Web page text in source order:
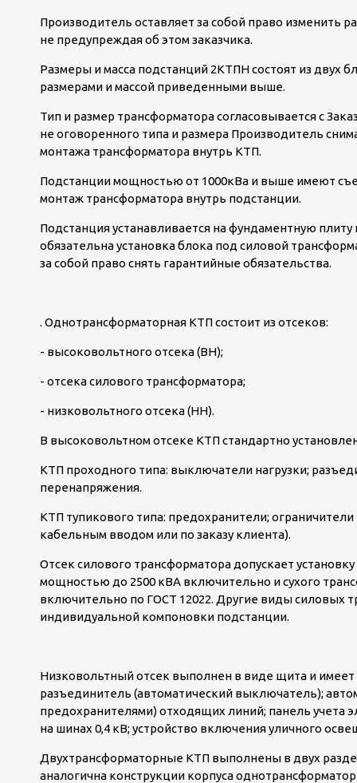
Производитель оставляет за собой право изменить
не предупреждая об этом заказчика.
Размеры и масса подстанций 2КТПН состоят из двух
размерами и массой приведенными выше.
Тип и размер трансформатора согласовывается с
не оговоренного типа и размера Производитель
монтажа трансформатора внутрь КТП.
Подстанции мощностью от 1000кВа и выше имеют
монтаж трансформатора внутрь подстанции.
Подстанция устанавливается на фундаментную
обязательна установка блока под силовой
за собой право снять гарантийные обязательства.
. Однотрансформаторная КТП состоит из отсеков:
- высоковольтного отсека (ВН);
- отсека силового трансформатора;
- низковольтного отсека (НН).
В высоковольтном отсеке КТП стандартно
КТП проходного типа: выключатели нагрузки;
перенапряжения.
КТП тупикового типа: предохранители;
кабельным вводом или по заказу клиента).
Отсек силового трансформатора допускает
мощностью до 2500 кВА включительно и сухого
включительно по ГОСТ 12022. Другие виды силовых
индивидуальной компоновки подстанции.
Низковольтный отсек выполнен в виде щита и
разъединитель (автоматический выключатель);
предохранителями) отходящих линий; панель учета
на шинах 0,4 кВ; устройство включения уличного
Двухтрансформаторные КТП выполнены в двух
аналогична конструкции корпуса